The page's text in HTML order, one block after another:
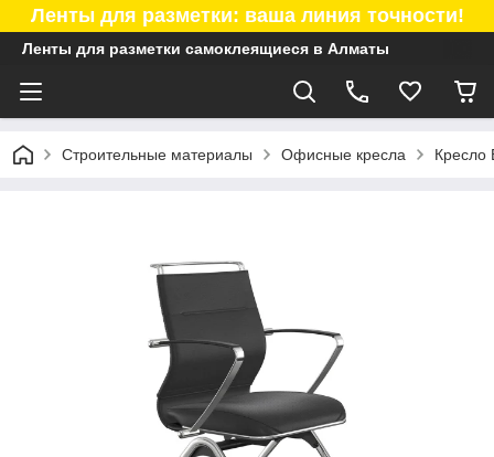
Ленты для разметки: ваша линия точности!
Ленты для разметки самоклеящиеся в Алматы
Строительные материалы Офисные кресла Кресло